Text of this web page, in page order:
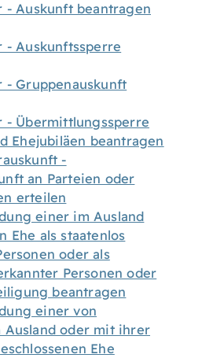
- Auskunft beantragen
- Auskunftssperre
- Gruppenauskunft
- Übermittlungssperre
Ehejubiläen beantragen
-
an Parteien oder
erteilen
einer im Ausland
Ehe als staatenlos
oder als
Personen oder
beantragen
einer von
Ausland oder mit ihrer
Ehe